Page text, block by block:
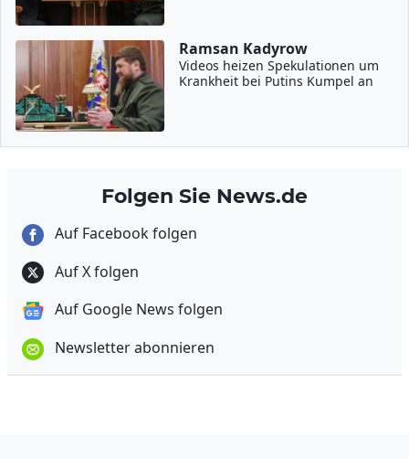
Ramsan Kadyrow
Videos heizen Spekulationen um
Krankheit bei Putins Kumpel an
Folgen Sie News.de
Auf Facebook folgen
Auf X folgen
Auf Google News folgen
Newsletter abonnieren